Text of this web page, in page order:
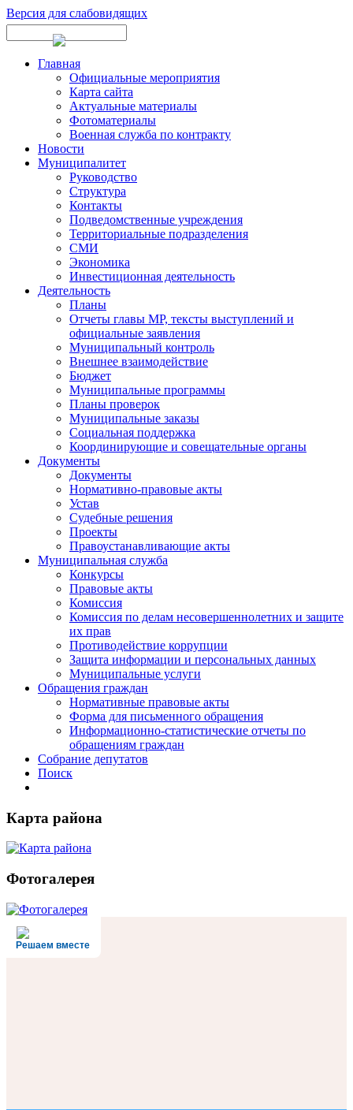
Версия для слабовидящих
Главная
Официальные мероприятия
Карта сайта
Актуальные материалы
Фотоматериалы
Военная служба по контракту
Новости
Муниципалитет
Руководство
Структура
Контакты
Подведомственные учреждения
Территориальные подразделения
СМИ
Экономика
Инвестиционная деятельность
Деятельность
Планы
Отчеты главы МР, тексты выступлений и
официальные заявления
Муниципальный контроль
Внешнее взаимодействие
Бюджет
Муниципальные программы
Планы проверок
Муниципальные заказы
Социальная поддержка
Координирующие и совещательные органы
Документы
Документы
Нормативно-правовые акты
Устав
Судебные решения
Проекты
Правоустанавливающие акты
Муниципальная служба
Конкурсы
Правовые акты
Комиссия
Комиссия по делам несовершеннолетних и защите
их прав
Противодействие коррупции
Защита информации и персональных данных
Муниципальные услуги
Обращения граждан
Нормативные правовые акты
Форма для письменного обращения
Информационно-статистические отчеты по
обращениям граждан
Собрание депутатов
Поиск
Карта района
Фотогалерея
Решаем вместе